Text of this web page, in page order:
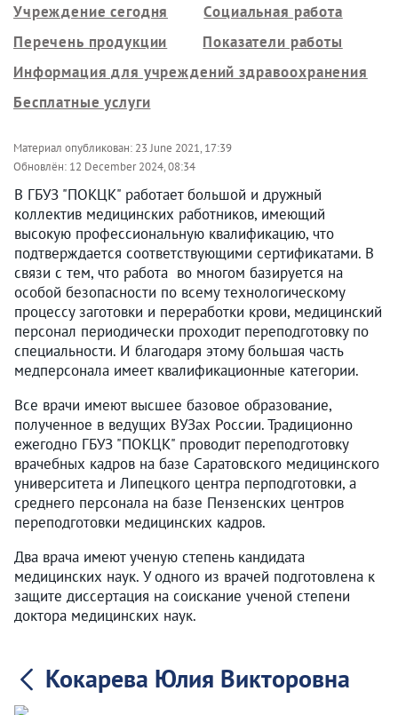
Учреждение сегодня
Социальная работа
Перечень продукции
Показатели работы
Информация для учреждений здравоохранения
Бесплатные услуги
Материал опубликован: 23 June 2021, 17:39
Обновлён: 12 December 2024, 08:34
В ГБУЗ "ПОКЦК" работает большой и дружный
коллектив медицинских работников, имеющий
высокую профессиональную квалификацию, что
подтверждается соответствующими сертификатами. В
связи с тем, что работа во многом базируется на
особой безопасности по всему технологическому
процессу заготовки и переработки крови, медицинский
персонал периодически проходит переподготовку по
специальности. И благодаря этому большая часть
медперсонала имеет квалификационные категории.
Все врачи имеют высшее базовое образование,
полученное в ведущих ВУЗах России. Традиционно
ежегодно ГБУЗ "ПОКЦК" проводит переподготовку
врачебных кадров на базе Саратовского медицинского
университета и Липецкого центра перподготовки, а
среднего персонала на базе Пензенских центров
переподготовки медицинских кадров.
Два врача имеют ученую степень кандидата
медицинских наук. У одного из врачей подготовлена к
защите диссертация на соискание ученой степени
доктора медицинских наук.
Кокарева Юлия Викторовна